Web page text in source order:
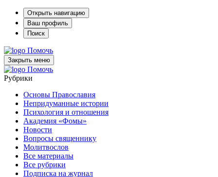
Открыть навигацию
Ваш профиль
Поиск
Помочь
Закрыть меню
Помочь
Рубрики
Основы Православия
Непридуманные истории
Психология и отношения
Академия «Фомы»
Новости
Вопросы священнику
Молитвослов
Все материалы
Все рубрики
Подписка на журнал